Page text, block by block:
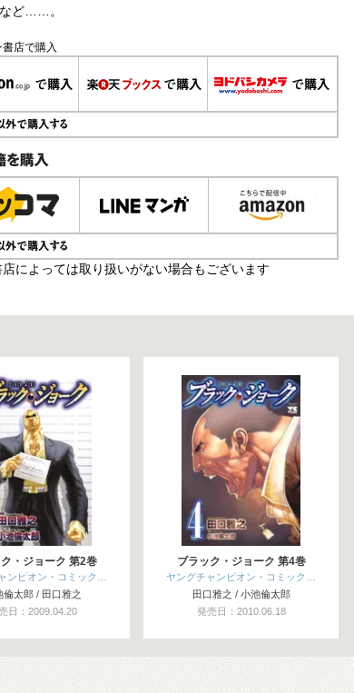
ど……。
店で購入
購入
によっては取り扱いがない場合もございます
・ジョーク 第2巻
ンピオン・コミック…
倫太郎 / 田口雅之
日：2009.04.20
ブラック・ジョーク 第4巻
ヤングチャンピオン・コミック…
田口雅之 / 小池倫太郎
発売日：2010.06.18